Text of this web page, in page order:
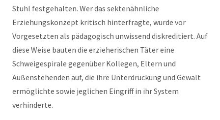
Stuhl festgehalten. Wer das sektenähnliche
Erziehungskonzept kritisch hinterfragte, wurde vor
Vorgesetzten als pädagogisch unwissend diskreditiert. Auf
diese Weise bauten die erzieherischen Täter eine
Schweigespirale gegenüber Kollegen, Eltern und
Außenstehenden auf, die ihre Unterdrückung und Gewalt
ermöglichte sowie jeglichen Eingriff in ihr System
verhinderte.